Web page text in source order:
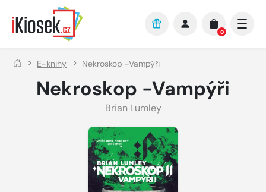
Přejít na hlavní obsah
0
E-knihy Nekroskop -Vampýři
Nekroskop -Vampýři
Brian Lumley